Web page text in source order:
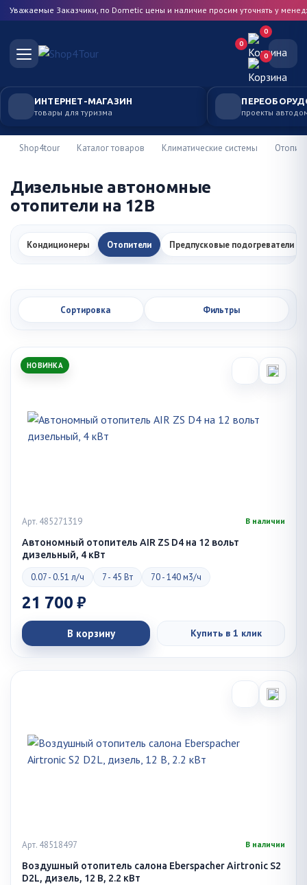
Уважаемые Заказчики, по Dometic цены и наличие просим уточнять у
0
0
0
ИНТЕРНЕТ-МАГАЗИН
товары для туризма проекты
Shop4tour Каталог товаров Климатические системы
Дизельные автономные
отопители на 12В
Кондиционеры Отопители Предпусковые подогреватели
Сортировка Фильтры
НОВИНКА
Арт. 485271319 В наличии
Автономный отопитель AIR ZS D4 на 12 вольт
дизельный, 4 кВт
0.07 - 0.51 л/ч 7 - 45 Вт 70 - 140 м3/ч
21 700 ₽
В корзину Купить в 1 клик
Арт. 48518497 В наличии
Воздушный отопитель салона Eberspacher Airtronic S2
D2L, дизель, 12 В, 2.2 кВт